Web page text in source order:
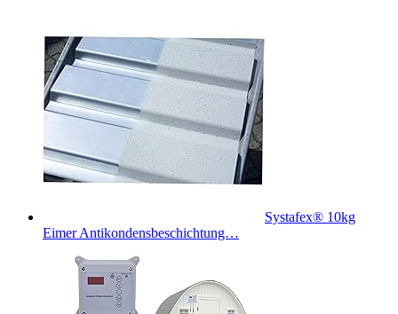
Systafex® 10kg
Eimer Antikondensbeschichtung…